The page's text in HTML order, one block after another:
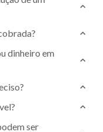
dinheiro em
ser